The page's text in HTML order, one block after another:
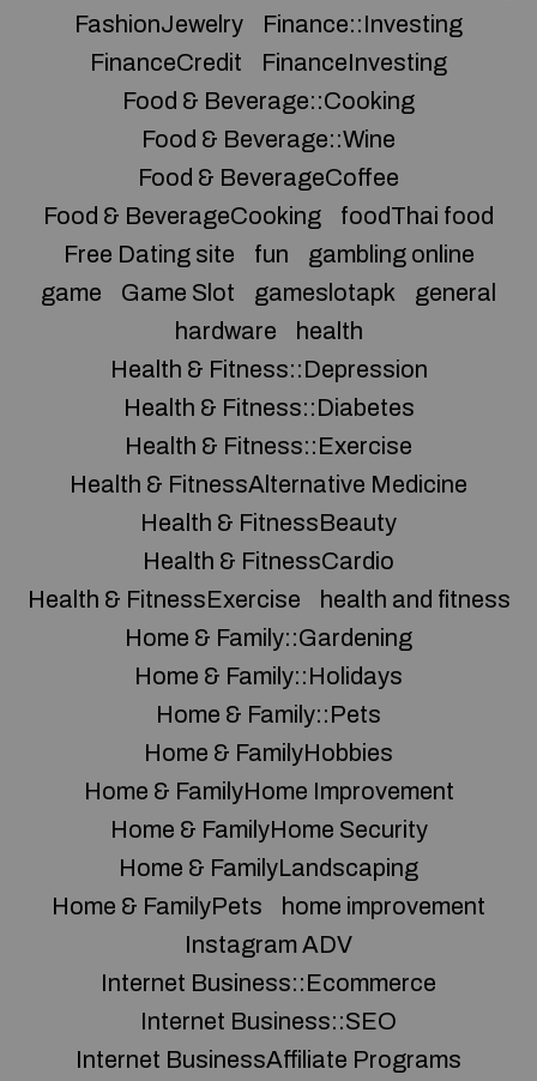
FashionJewelry
Finance::Investing
FinanceCredit
FinanceInvesting
Food & Beverage::Cooking
Food & Beverage::Wine
Food & BeverageCoffee
Food & BeverageCooking
foodThai food
Free Dating site
fun
gambling online
game
Game Slot gameslotapk
general
hardware
health
Health & Fitness::Depression
Health & Fitness::Diabetes
Health & Fitness::Exercise
Health & FitnessAlternative Medicine
Health & FitnessBeauty
Health & FitnessCardio
Health & FitnessExercise
health and fitness
Home & Family::Gardening
Home & Family::Holidays
Home & Family::Pets
Home & FamilyHobbies
Home & FamilyHome Improvement
Home & FamilyHome Security
Home & FamilyLandscaping
Home & FamilyPets
home improvement
Instagram ADV
Internet Business::Ecommerce
Internet Business::SEO
Internet BusinessAffiliate Programs